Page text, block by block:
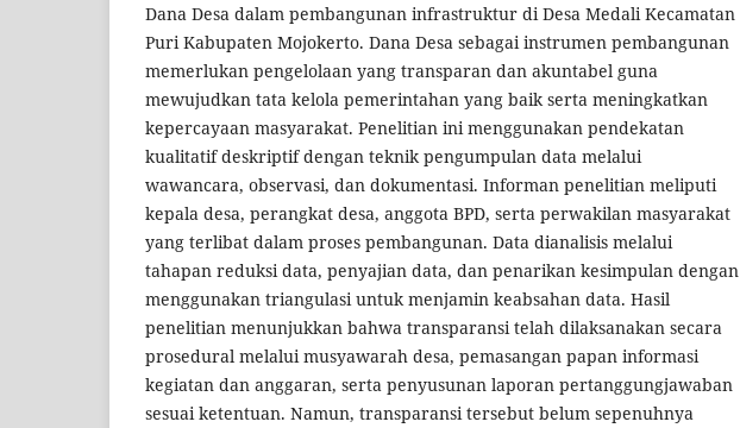
Dana Desa dalam pembangunan infrastruktur di Desa Medali Kecamatan
Puri Kabupaten Mojokerto. Dana Desa sebagai instrumen pembangunan
memerlukan pengelolaan yang transparan dan akuntabel guna
mewujudkan tata kelola pemerintahan yang baik serta meningkatkan
kepercayaan masyarakat. Penelitian ini menggunakan pendekatan
kualitatif deskriptif dengan teknik pengumpulan data melalui
wawancara, observasi, dan dokumentasi. Informan penelitian meliputi
kepala desa, perangkat desa, anggota BPD, serta perwakilan masyarakat
yang terlibat dalam proses pembangunan. Data dianalisis melalui
tahapan reduksi data, penyajian data, dan penarikan kesimpulan dengan
menggunakan triangulasi untuk menjamin keabsahan data. Hasil
penelitian menunjukkan bahwa transparansi telah dilaksanakan secara
prosedural melalui musyawarah desa, pemasangan papan informasi
kegiatan dan anggaran, serta penyusunan laporan pertanggungjawaban
sesuai ketentuan. Namun, transparansi tersebut belum sepenuhnya